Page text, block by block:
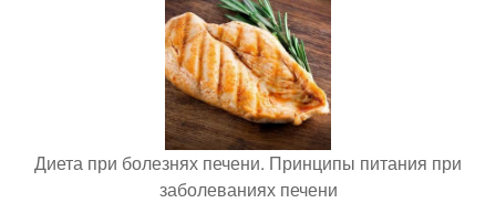
Диета при болезнях печени. Принципы питания при
заболеваниях печени